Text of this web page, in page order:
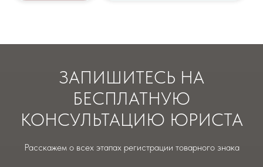
ЗАПИШИТЕСЬ НА
БЕСПЛАТНУЮ
КОНСУЛЬТАЦИЮ ЮРИСТА
Расскажем о всех этапах регистрации товарного знака